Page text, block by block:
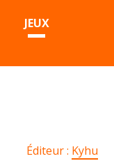
JEUX
Éditeur : Kyhu